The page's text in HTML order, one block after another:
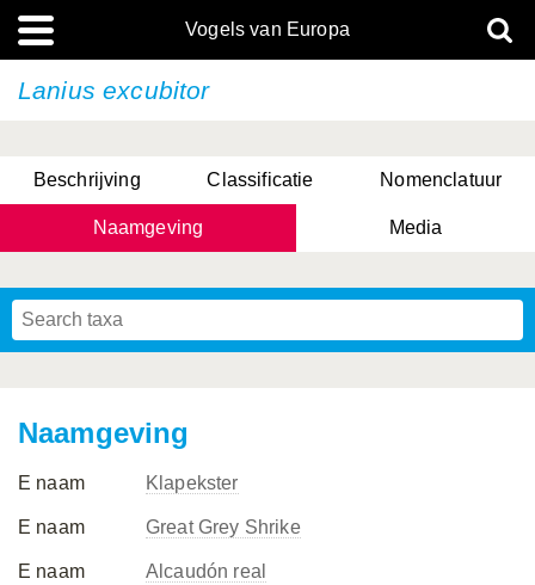
Vogels van Europa
Lanius excubitor
Beschrijving Classificatie Nomenclatuur
Naamgeving Media
Naamgeving
E naam Klapekster
E naam Great Grey Shrike
E naam Alcaudón real